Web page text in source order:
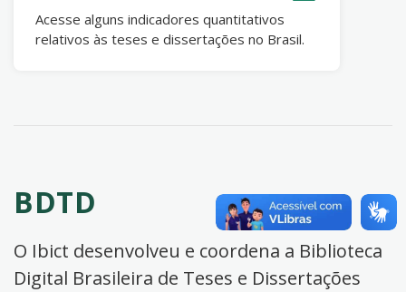
Acesse alguns indicadores quantitativos
relativos às teses e dissertações no Brasil.
BDTD
O Ibict desenvolveu e coordena a Biblioteca
Digital Brasileira de Teses e Dissertações